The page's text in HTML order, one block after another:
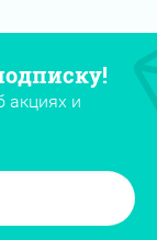
акциях и